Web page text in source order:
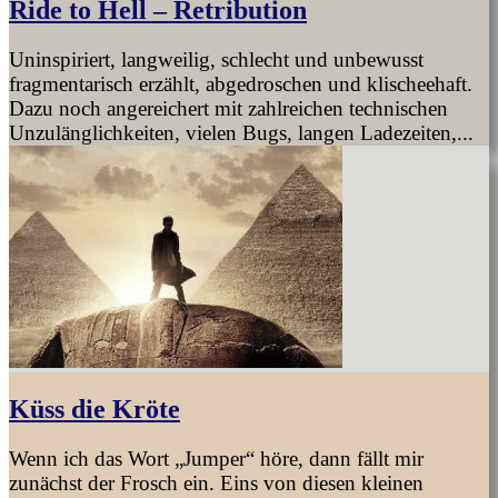
Ride to Hell – Retribution
Uninspiriert, langweilig, schlecht und unbewusst
fragmentarisch erzählt, abgedroschen und klischeehaft.
Dazu noch angereichert mit zahlreichen technischen
Unzulänglichkeiten, vielen Bugs, langen Ladezeiten,...
Küss die Kröte
Wenn ich das Wort „Jumper“ höre, dann fällt mir
zunächst der Frosch ein. Eins von diesen kleinen